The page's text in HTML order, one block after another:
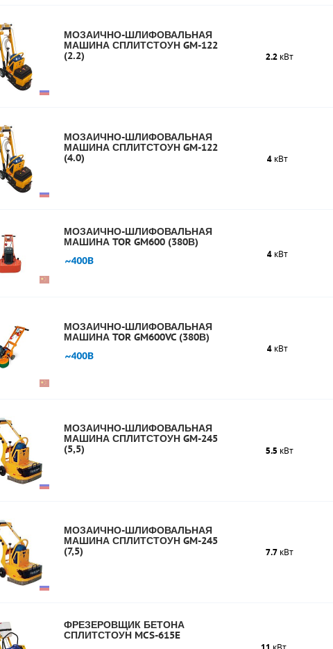
МОЗАИЧНО-ШЛИФОВАЛЬНАЯ
МАШИНА СПЛИТСТОУН GM-122
(2.2)
2.2 кВт
МОЗАИЧНО-ШЛИФОВАЛЬНАЯ
МАШИНА СПЛИТСТОУН GM-122
(4.0)
4 кВт
МОЗАИЧНО-ШЛИФОВАЛЬНАЯ
МАШИНА TOR GM600 (380В)
4 кВт
МОЗАИЧНО-ШЛИФОВАЛЬНАЯ
МАШИНА TOR GM600VC (380В)
4 кВт
МОЗАИЧНО-ШЛИФОВАЛЬНАЯ
МАШИНА СПЛИТСТОУН GM-245
(5,5)
5.5 кВт
МОЗАИЧНО-ШЛИФОВАЛЬНАЯ
МАШИНА СПЛИТСТОУН GM-245
(7,5)
7.7 кВт
ФРЕЗЕРОВЩИК БЕТОНА
СПЛИТСТОУН MCS-615E